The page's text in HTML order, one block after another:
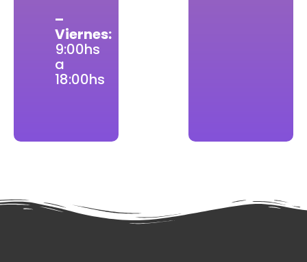
–
Viernes:
9:00hs
a
18:00hs